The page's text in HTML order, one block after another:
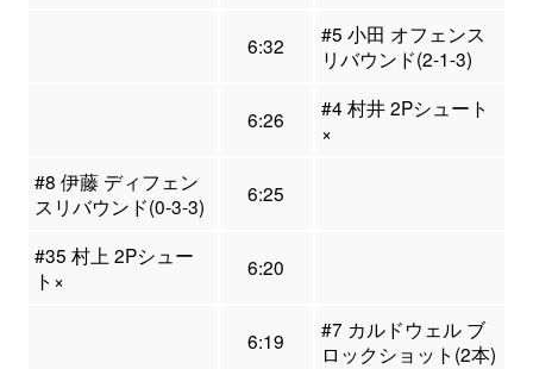
6:32
#5 小田 オフェンス
リバウンド(2-1-3)
6:26
#4 村井 2Pシュート
×
#8 伊藤 ディフェン
スリバウンド(0-3-3)
6:25
#35 村上 2Pシュー
ト×
6:20
6:19
#7 カルドウェル ブ
ロックショット(2本)